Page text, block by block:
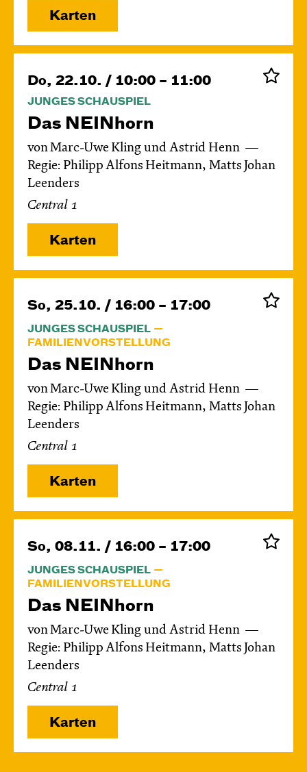
Karten
Do, 22.10. / 10:00 – 11:00
JUNGES SCHAUSPIEL
Das NEIN­horn
von Marc-Uwe Kling und Astrid Henn
Regie: Philipp Alfons Heitmann, Matts Johan
Leenders
Central 1
Karten
So, 25.10. / 16:00 – 17:00
JUNGES SCHAUSPIEL
FAMILIENVORSTELLUNG
Das NEIN­horn
von Marc-Uwe Kling und Astrid Henn
Regie: Philipp Alfons Heitmann, Matts Johan
Leenders
Central 1
Karten
So, 08.11. / 16:00 – 17:00
JUNGES SCHAUSPIEL
FAMILIENVORSTELLUNG
Das NEIN­horn
von Marc-Uwe Kling und Astrid Henn
Regie: Philipp Alfons Heitmann, Matts Johan
Leenders
Central 1
Karten